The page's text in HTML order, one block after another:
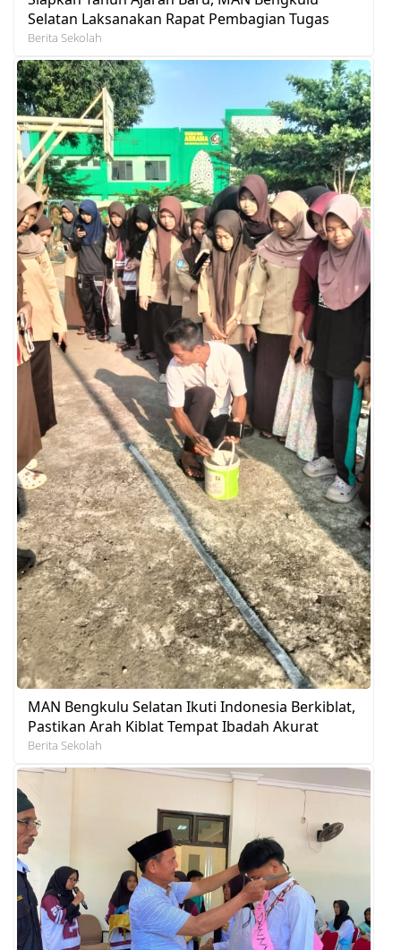
Selatan Laksanakan Rapat Pembagian Tugas
Berita Sekolah
MAN Bengkulu Selatan Ikuti Indonesia Berkiblat,
Pastikan Arah Kiblat Tempat Ibadah Akurat
Berita Sekolah